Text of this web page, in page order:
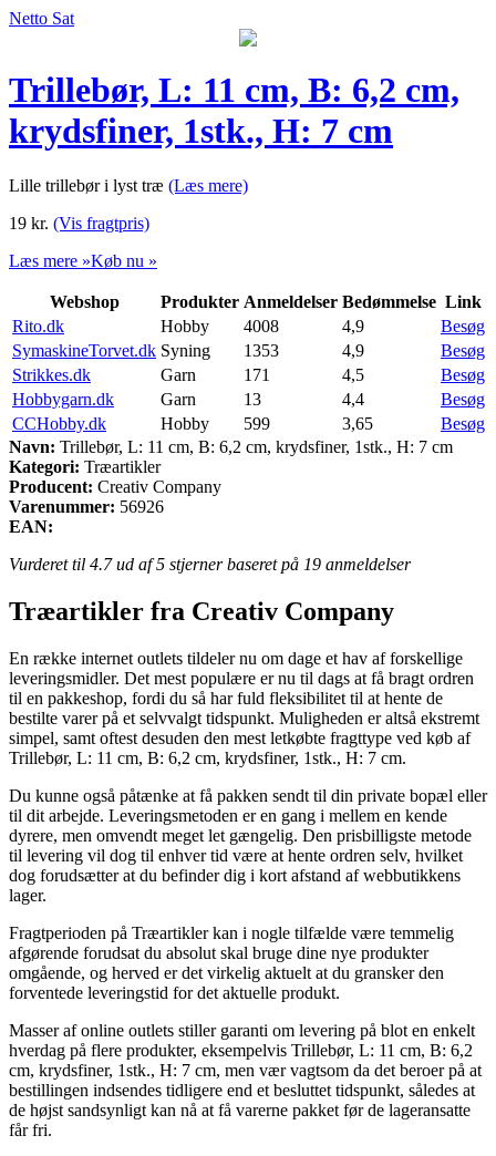
Netto Sat
Trillebør, L: 11 cm, B: 6,2 cm,
krydsfiner, 1stk., H: 7 cm
Lille trillebør i lyst træ (Læs mere)
19 kr. (Vis fragtpris)
Læs mere »Køb nu »
Webshop Produkter Anmeldelser Bedømmelse Link
Rito.dk
Hobby 4008 4,9
Besøg
SymaskineTorvet.dk Syning 1353 4,9
Besøg
Strikkes.dk
Garn 171 4,5
Besøg
Hobbygarn.dk
Garn 13 4,4
Besøg
CCHobby.dk
Hobby 599 3,65
Besøg
Navn: Trillebør, L: 11 cm, B: 6,2 cm, krydsfiner, 1stk., H: 7 cm
Kategori: Træartikler
Producent: Creativ Company
Varenummer: 56926
EAN:
Vurderet til 4.7ud af 5 stjerner baseret på 19 anmeldelser
Træartikler fra Creativ Company
En række internet outlets tildeler nu om dage et hav af forskellige
leveringsmidler. Det mest populære er nu til dags at få bragt ordren
til en pakkeshop, fordi du så har fuld fleksibilitet til at hente de
bestilte varer på et selvvalgt tidspunkt. Muligheden er altså ekstremt
simpel, samt oftest desuden den mest letkøbte fragttype ved køb af
Trillebør, L: 11 cm, B: 6,2 cm, krydsfiner, 1stk., H: 7 cm.
Du kunne også påtænke at få pakken sendt til din private bopæl eller
til dit arbejde. Leveringsmetoden er en gang i mellem en kende
dyrere, men omvendt meget let gængelig. Den prisbilligste metode
til levering vil dog til enhver tid være at hente ordren selv, hvilket
dog forudsætter at du befinder dig i kort afstand af webbutikkens
lager.
Fragtperioden på Træartikler kan i nogle tilfælde være temmelig
afgørende forudsat du absolut skal bruge dine nye produkter
omgående, og herved er det virkelig aktuelt at du gransker den
forventede leveringstid for det aktuelle produkt.
Masser af online outlets stiller garanti om levering på blot en enkelt
hverdag på flere produkter, eksempelvis Trillebør, L: 11 cm, B: 6,2
cm, krydsfiner, 1stk., H: 7 cm, men vær vagtsom da det beroer på at
bestillingen indsendes tidligere end et besluttet tidspunkt, således at
de højst sandsynligt kan nå at få varerne pakket før de lageransatte
får fri.